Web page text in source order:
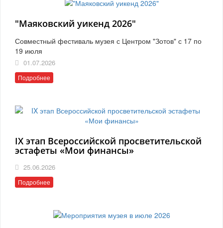
"Маяковский уикенд 2026"
Совместный фестиваль музея с Центром "Зотов" с 17 по
19 июля
01.07.2026
Подробнее
IX этап Всероссийской просветительской
эстафеты «Мои финансы»
25.06.2026
Подробнее